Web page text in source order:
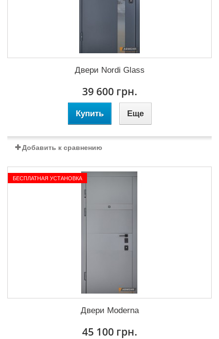
Двери Nordi Glass
39 600 грн.
Купить Еще
Добавить к сравнению
БЕСПЛАТНАЯ УСТАНОВКА
Двери Moderna
45 100 грн.